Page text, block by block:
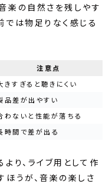
楽の自然さを残しやす
は物足りなく感じる
注意点
きすぎると聴きにくい
品差が出やすい
わないと性能が落ちる
時間で差が出る
り、ライブ用として作
うが、音楽の楽しさ